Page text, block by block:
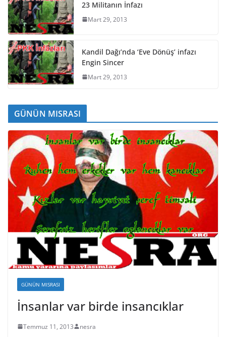
23 Militanın İnfazı
Mart 29, 2013
Kandil Dağı’nda ‘Eve Dönüş’ infazı
Engin Sincer
Mart 29, 2013
GÜNÜN MISRASI
GÜNÜN MISRASI
İnsanlar var birde insancıklar
Temmuz 11, 2013 nesra